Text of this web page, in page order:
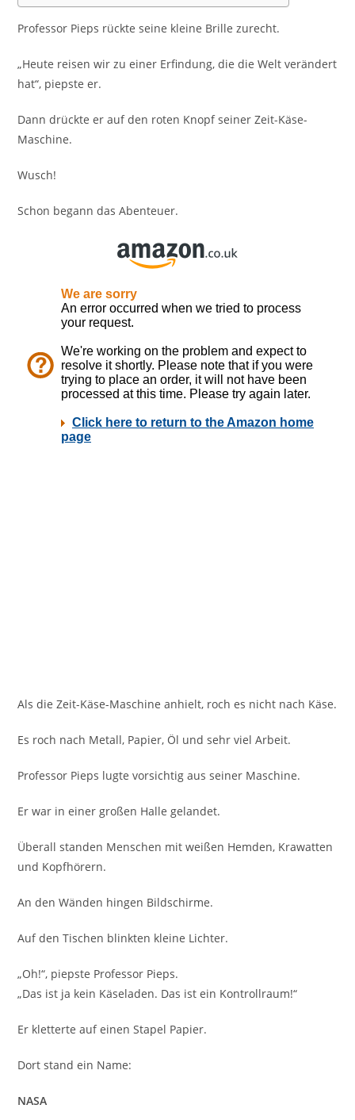
Professor Pieps rückte seine kleine Brille zurecht.
„Heute reisen wir zu einer Erfindung, die die Welt verändert
hat“, piepste er.
Dann drückte er auf den roten Knopf seiner Zeit-Käse-
Maschine.
Wusch!
Schon begann das Abenteuer.
Als die Zeit-Käse-Maschine anhielt, roch es nicht nach Käse.
Es roch nach Metall, Papier, Öl und sehr viel Arbeit.
Professor Pieps lugte vorsichtig aus seiner Maschine.
Er war in einer großen Halle gelandet.
Überall standen Menschen mit weißen Hemden, Krawatten
und Kopfhörern.
An den Wänden hingen Bildschirme.
Auf den Tischen blinkten kleine Lichter.
„Oh!“, piepste Professor Pieps.
„Das ist ja kein Käseladen. Das ist ein Kontrollraum!“
Er kletterte auf einen Stapel Papier.
Dort stand ein Name:
NASA